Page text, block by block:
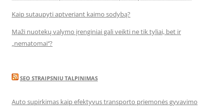
Kaip sutaupyti aptveriant kaimo sodybą?
Maži nuotekų valymo įrenginiai gali veikti ne tik tyliai, bet ir
„nematomai‘‘?
SEO STRAIPSNIU TALPINIMAS
Auto supirkimas kaip efektyvus transporto priemonės gyvavimo